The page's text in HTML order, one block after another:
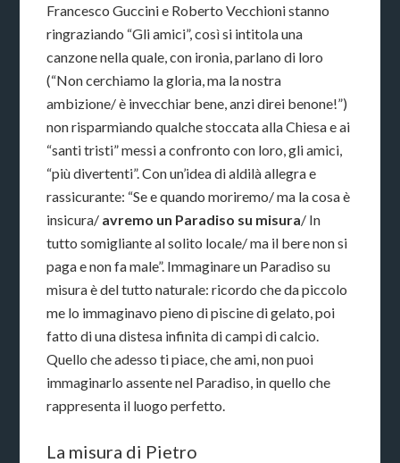
Francesco Guccini e Roberto Vecchioni stanno
ringraziando “Gli amici”, così si intitola una
canzone nella quale, con ironia, parlano di loro
(“Non cerchiamo la gloria, ma la nostra
ambizione/ è invecchiar bene, anzi direi benone!”)
non risparmiando qualche stoccata alla Chiesa e ai
“santi tristi” messi a confronto con loro, gli amici,
“più divertenti”. Con un’idea di aldilà allegra e
rassicurante: “Se e quando moriremo/ ma la cosa è
insicura/ avremo un Paradiso su misura/ In
tutto somigliante al solito locale/ ma il bere non si
paga e non fa male”. Immaginare un Paradiso su
misura è del tutto naturale: ricordo che da piccolo
me lo immaginavo pieno di piscine di gelato, poi
fatto di una distesa infinita di campi di calcio.
Quello che adesso ti piace, che ami, non puoi
immaginarlo assente nel Paradiso, in quello che
rappresenta il luogo perfetto.
La misura di Pietro